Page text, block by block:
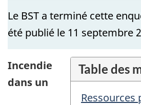
Le BST a terminé cette
été publié le 11 septembre
Table des
Ressources
Incendie
dans un